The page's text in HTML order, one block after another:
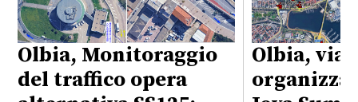
Olbia, Monitoraggio
del traffico opera
Olbia,